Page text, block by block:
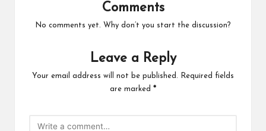
Comments
No comments yet. Why don’t you start the discussion?
Leave a Reply
Your email address will not be published.
Required fields
are marked *